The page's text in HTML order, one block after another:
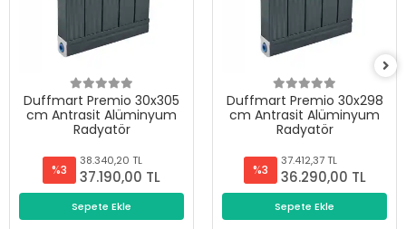
Duffmart Premio 30x305
cm Antrasit Alüminyum
Radyatör
%3
38.340,20 TL
37.190,00 TL
Sepete Ekle
Duffmart Premio 30x298
cm Antrasit Alüminyum
Radyatör
%3
37.412,37 TL
36.290,00 TL
Sepete Ekle